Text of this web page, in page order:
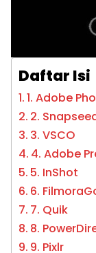
Daftar Isi
1. Adobe
2.
3. VSCO
4. Adobe
5. InShot
6.
7. Quik
8.
9. Pixlr